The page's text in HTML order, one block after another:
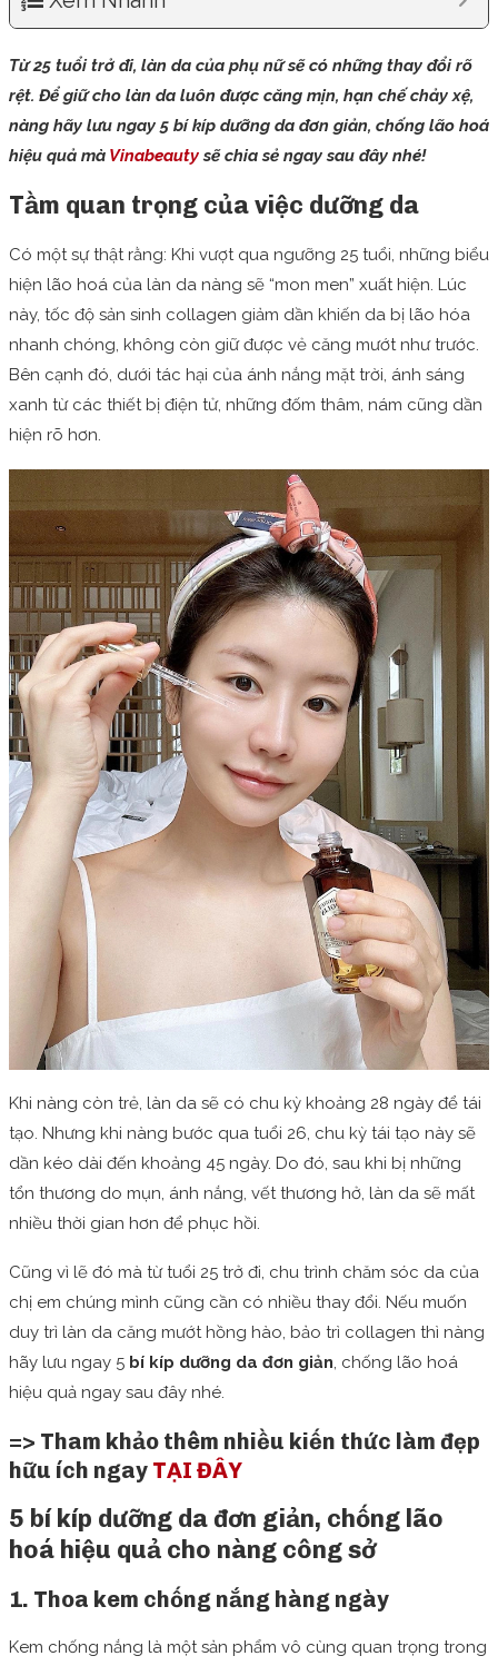
Từ 25 tuổi trở đi, làn da của phụ nữ sẽ có những thay đổi rõ
rệt. Để giữ cho làn da luôn được căng mịn, hạn chế chảy xệ,
nàng hãy lưu ngay 5 bí kíp dưỡng da đơn giản, chống lão hoá
hiệu quả mà Vinabeautysẽ chia sẻ ngay sau đây nhé!
Tầm quan trọng của việc dưỡng da
Có một sự thật rằng: Khi vượt qua ngưỡng 25 tuổi, những biểu
hiện lão hoá của làn da nàng sẽ “mon men” xuất hiện. Lúc
này, tốc độ sản sinh collagen giảm dần khiến da bị lão hóa
nhanh chóng, không còn giữ được vẻ căng mướt như trước.
Bên cạnh đó, dưới tác hại của ánh nắng mặt trời, ánh sáng
xanh từ các thiết bị điện tử, những đốm thâm, nám cũng dần
hiện rõ hơn.
Khi nàng còn trẻ, làn da sẽ có chu kỳ khoảng 28 ngày để tái
tạo. Nhưng khi nàng bước qua tuổi 26, chu kỳ tái tạo này sẽ
dần kéo dài đến khoảng 45 ngày. Do đó, sau khi bị những
tổn thương do mụn, ánh nắng, vết thương hở, làn da sẽ mất
nhiều thời gian hơn để phục hồi.
Cũng vì lẽ đó mà từ tuổi 25 trở đi, chu trình chăm sóc da của
chị em chúng mình cũng cần có nhiều thay đổi. Nếu muốn
duy trì làn da căng mướt hồng hào, bảo trì collagen thì nàng
hãy lưu ngay 5 bí kíp dưỡng da đơn giản, chống lão hoá
hiệu quả ngay sau đây nhé.
=> Tham khảo thêm nhiều kiến thức làm đẹp
hữu ích ngay TẠI ĐÂY
5 bí kíp dưỡng da đơn giản, chống lão
hoá hiệu quả cho nàng công sở
1. Thoa kem chống nắng hàng ngày
Kem chống nắng là một sản phẩm vô cùng quan trọng trong